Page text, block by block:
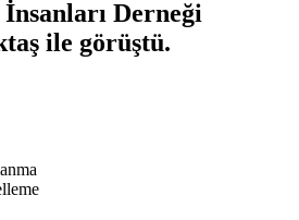
Derneği
ile görüştü.